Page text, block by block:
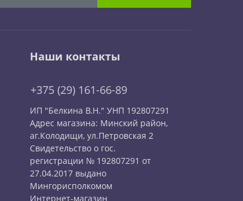
Наши контакты
+375 (29) 161-66-89
ИП "Белкина В.Н." УНП 192807291
Адрес магазина: Минский район,
аг.Колодищи, ул.Петровская 2
Свидетельство о гос.
регистрации № 192807291 от
27.04.2017 выдано
Мингорисполкомом
Интернет-магазин